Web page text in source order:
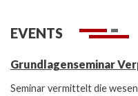
EVENTS
Grundlagenseminar
Seminar vermittelt die